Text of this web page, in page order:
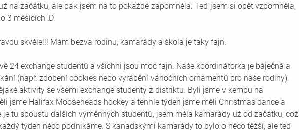
na začátku, ale pak jsem na to pokaždé zapomněla. Teď jsem si opět vzpomněla,
3 měsících :D
skvěle!!! Mám bezva rodinu, kamarády a škola je taky fajn.
24 exchange studentů a všichni jsou moc fajn. Naše koordinátorka je báječná a
(např. zdobení cookies nebo vyrábění vánočních ornamentů pro naše rodiny).
aktivity se všemi exchange studenty z distriktu. Byli jsme v kempu na
jsme Halifax Mooseheads hockey a tenhle týden jsme měli Christmas dance a
je tu spoustu dalších výměnných studentů, jsem měla kamarády už od začátku, což
týden něco podnikáme. S kanadskými kamarády to bylo o něco těžší, ale teď